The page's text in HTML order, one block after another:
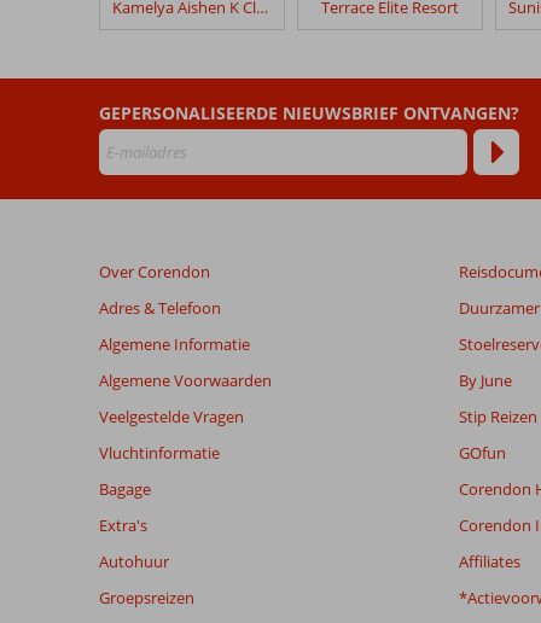
Seaden
Spa
Beoordelingen
die
dan
48
maanden
worden
meer
weergegeven
de
te
Kamelya Aishen K Club Terrace Elite Resort
GEPERSONALISEERDE NIEUWSBRIEF ONTVANGEN?
Over Corendon
Adres & Telefoon
Algemene Informatie
Algemene Voorwaarden
Veelgestelde Vragen
Vluchtinformatie
Bagage
Extra's
Autohuur
Groepsreizen
By June
Stip Reizen
GOfun
Corendon
Corendon
Affiliates